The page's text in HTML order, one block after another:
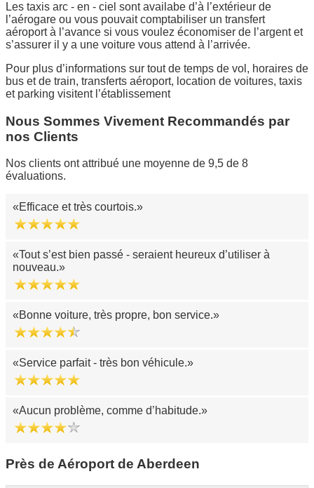
Les taxis arc - en - ciel sont availabe d’à l’extérieur de
l’aérogare ou vous pouvait comptabiliser un transfert
aéroport à l’avance si vous voulez économiser de l’argent et
s’assurer il y a une voiture vous attend à l’arrivée.
Pour plus d’informations sur tout de temps de vol, horaires de
bus et de train, transferts aéroport, location de voitures, taxis
et parking visitent l’établissement
Nous Sommes Vivement Recommandés par
nos Clients
Nos clients ont attribué une moyenne de 9,5 de 8
évaluations.
Efficace et très courtois.
Tout s’est bien passé - seraient heureux d’utiliser à
nouveau.
Bonne voiture, très propre, bon service.
Service parfait - très bon véhicule.
Aucun problème, comme d’habitude.
Près de Aéroport de Aberdeen